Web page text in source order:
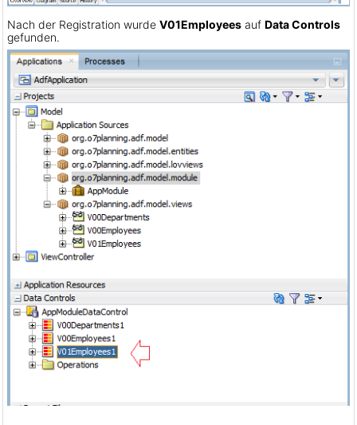
Nach der Registration wurde V01Employees auf Data Controls
gefunden.